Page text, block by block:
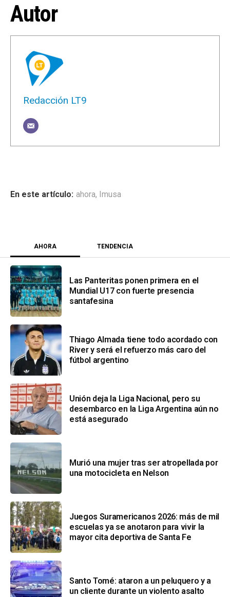
Autor
Redacción LT9
ahora, Imusa
AHORA TENDENCIA
Las Panteritas ponen primera en el
Mundial U17 con fuerte presencia
santafesina
Thiago Almada tiene todo acordado con
River y será el refuerzo más caro del
fútbol argentino
Unión deja la Liga Nacional, pero su
desembarco en la Liga Argentina aún no
está asegurado
Murió una mujer tras ser atropellada por
una motocicleta en Nelson
Juegos Suramericanos 2026: más de mil
escuelas ya se anotaron para vivir la
mayor cita deportiva de Santa Fe
Santo Tomé: ataron a un peluquero y a
un cliente durante un violento asalto